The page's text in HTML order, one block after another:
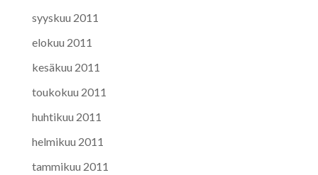
syyskuu 2011
elokuu 2011
kesäkuu 2011
toukokuu 2011
huhtikuu 2011
helmikuu 2011
tammikuu 2011